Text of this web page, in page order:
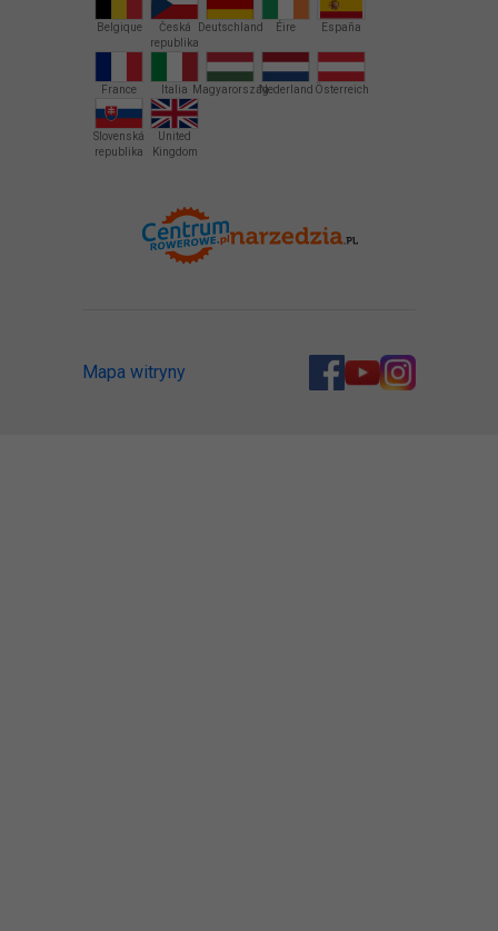
Belgique
Česká
republika
Deutschland Éire España
France Italia MagyarországNederland Österreich
Slovenská
republika
United
Kingdom
Mapa witryny